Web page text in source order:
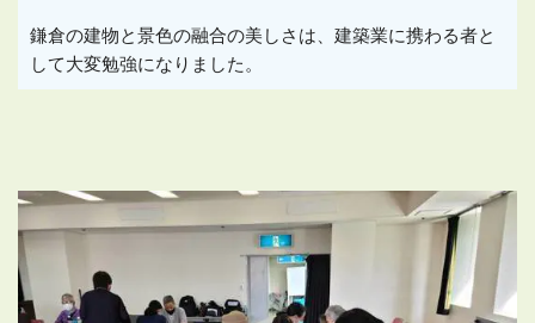
鎌倉の建物と景色の融合の美しさは、建築業に携わる者と
して大変勉強になりました。